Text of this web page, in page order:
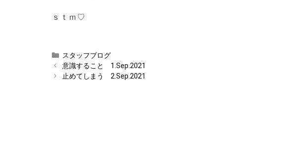
ｓｔｍ♡
カ
テ
ゴ
スタッフブログ
意識すること 1.Sep.2021
止めてしまう 2.Sep.2021